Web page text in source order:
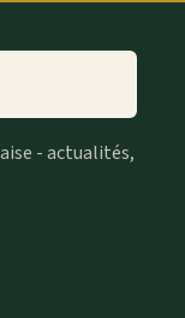
- actualités,